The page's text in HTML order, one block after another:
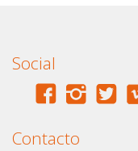
Social
Contacto